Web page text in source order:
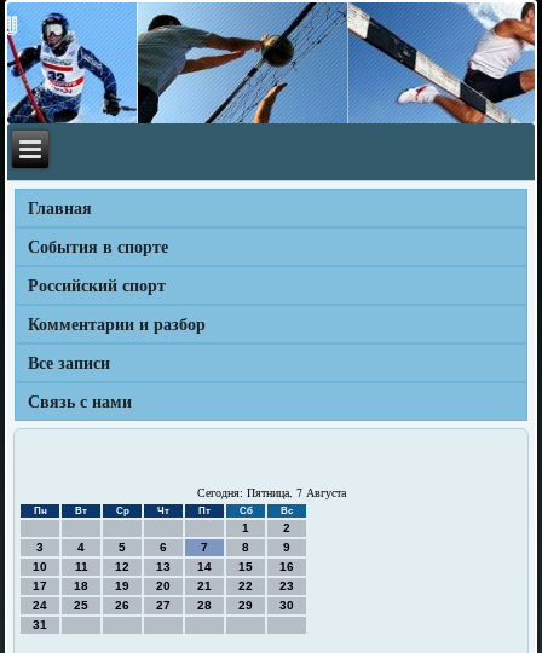
Главная
События в спорте
Российский спорт
Комментарии и разбор
Все записи
Связь с нами
Сегодня: Пятница, 7 Августа
Пн Вт Ср Чт Пт Сб Вс
1
2
3
4 5 6 7 8
9
10
11 12 13 14 15
16
17
18 19 20 21 22
23
24
25 26 27 28 29
30
31